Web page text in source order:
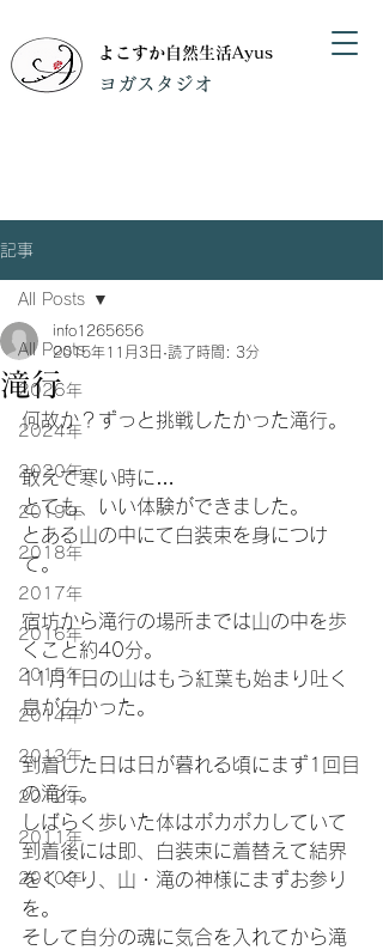
よこすか自然生活Ayus
​ヨガスタジオ
記事
All Posts
2026年
2024年
2020年
2019年
2018年
2017年
2016年
2015年
2014年
2013年
2012年
2011年
2010年
All Posts
滝行
info1265656
2015年11月3日 読了時間: 3分
何故か？ずっと挑戦したかった滝行。
敢えて寒い時に…
とても、いい体験ができました。
とある山の中にて白装束を身につけ
て。
宿坊から滝行の場所までは山の中を歩
くこと約40分。
11月1日の山はもう紅葉も始まり吐く
息が白かった。
到着した日は日が暮れる頃にまず1回目
の滝行。
しばらく歩いた体はポカポカしていて
到着後には即、白装束に着替えて結界
をくぐり、山・滝の神様にまずお参り
を。
そして自分の魂に気合を入れてから滝